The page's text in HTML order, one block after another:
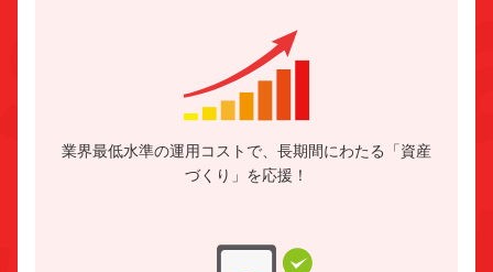
業界最低水準の運用コストで、長期間にわたる「資産
づくり」を応援！